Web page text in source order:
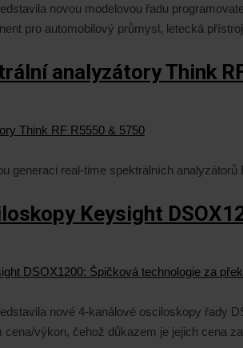
novou modelovou řadu
pro automobilový průmysl, letecká
analyzátory Think
generaci real-time spektrálních
Keysight
nové 4-kanálové osciloskopy řady
výkon, čehož důkazem je jejich cena